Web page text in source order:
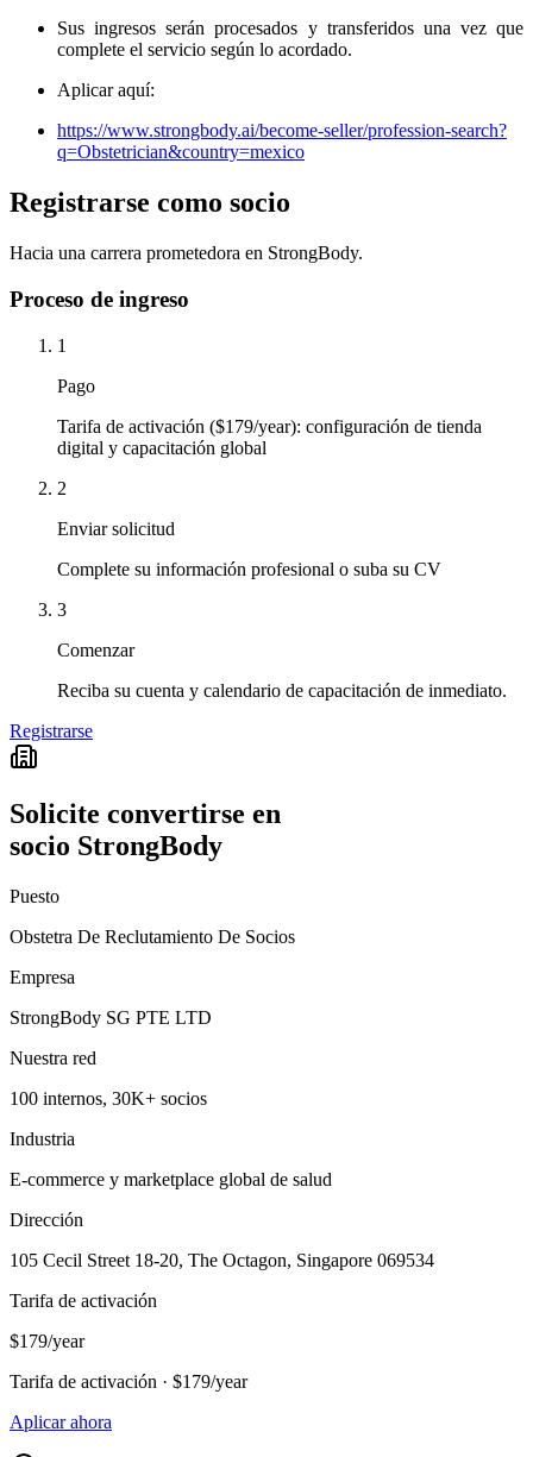
Sus ingresos serán procesados ​​y transferidos una vez que
complete el servicio según lo acordado.
Aplicar aquí:
https://www.strongbody.ai/become-seller/profession-search?
q=Obstetrician&country=mexico
Registrarse como socio
Hacia una carrera prometedora en StrongBody.
Proceso de ingreso
1
Pago
Tarifa de activación ($179/year): configuración de tienda
digital y capacitación global
2
Enviar solicitud
Complete su información profesional o suba su CV
3
Comenzar
Reciba su cuenta y calendario de capacitación de inmediato.
Registrarse
Solicite convertirse en
socio StrongBody
Puesto
Obstetra De Reclutamiento De Socios
Empresa
StrongBody SG PTE LTD
Nuestra red
100 internos, 30K+ socios
Industria
E-commerce y marketplace global de salud
Dirección
105 Cecil Street 18-20, The Octagon, Singapore 069534
Tarifa de activación
$179/year
Tarifa de activación · $179/year
Aplicar ahora